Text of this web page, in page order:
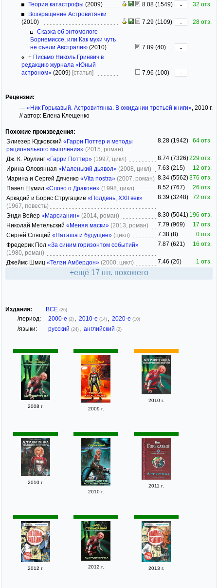
Теория катастрофы (2009) 8.08 (1549) -
32 отз.
Возвращение Астровитянки
(2010)
7.29 (1109) -
28 отз.
Сказка об энтомологе
Борнемиссе, или Как мухи чуть
не съели Австралию (2010) 7.89 (40)
-
+ Письмо Николь Гринвич в
редакцию журнала «Юный
астроном» (2009) [статья] 7.96 (100) -
Рецензии:
— «Ник Горькавый. Астровитянка. В ожидании третьей книги», 2010 г.
// автор: Елена Клещенко
Похожие произведения:
Элиезер Юдковский «Гарри Поттер и методы
рационального мышления» (2015, роман)
8.28 (1942) 64 отз.
Дж. К. Роулинг «Гарри Поттер» (1997, цикл) 8.74 (7326)229 отз.
Ирина Оловянная «Маленький дьявол» (2008, цикл) 7.63 (215)
12 отз.
Марина и Сергей Дяченко «Vita nostra» (2007, роман) 8.34 (5562)376 отз.
Павел Шумил «Слово о Драконе» (1998, цикл) 8.52 (767)
26 отз.
Аркадий и Борис Стругацкие «Полдень, XXII век»
(1967, повесть)
8.39 (3248) 72 отз.
Энди Вейер «Марсианин» (2014, роман) 8.30 (5041) 196 отз.
Николай Метельский «Меняя маски» (2013, роман) 7.79 (969)
17 отз.
Сергей Спящий «Наташа и будущее» (цикл) 7.38 (8)
0 отз.
Фредерик Пол «За синим горизонтом событий»
(1980, роман)
7.87 (621) 16 отз.
Джеймс Шмиц «Телзи Амбердон» (2000, цикл) 7.46 (26) 1 отз.
+ещё 17 шт. похожего
Издания: ВСЕ (26)
/период: 2000-е (2) , 2010-е (14) , 2020-е (10)
/языки: русский (24) , английский (2)
2008 г. 2009 г.
2010 г.
2010 г.
2010 г.
2011 г.
2012 г. 2012 г. 2013 г.